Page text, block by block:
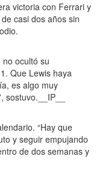
victoria con Ferrari y
casi dos años sin
ocultó su
Que Lewis haya
es algo muy
“Hay que
y seguir empujando
de dos semanas y